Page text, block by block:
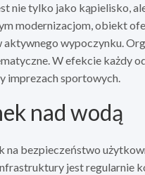
nie tylko jako kąpielisko,
modernizacjom, obiekt
wypoczynku.
W efekcie każdy
imprezach sportowych.
nad wodą
bezpieczeństwo
jest regularnie